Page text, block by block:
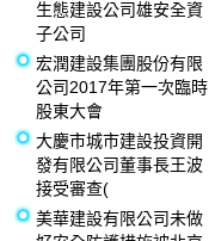
生態建設公司雄安全資
子公司
宏潤建設集團股份有限
公司2017年第一次臨時
股東大會
大慶市城市建設投資開
發有限公司董事長王波
接受審查(
美華建設有限公司未做